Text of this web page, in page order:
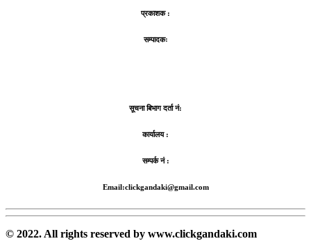
प्रकाशक :
सम्पादकः
सूचना बिभाग दर्ता नं:
कार्यालय :
सम्पर्क नं :
Email:clickgandaki@gmail.com
© 2022. All rights reserved by www.clickgandaki.com